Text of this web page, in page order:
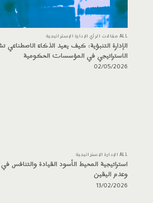
ALL مقالات الرأي الإدارة الإستراتيجية
الإدارة التنبؤية: كيف يعيد الذكاء الاصطناعي
الاستراتيجي في المؤسسات الحكومية
02/05/2026
ALL الإدارة الإستراتيجية
استراتيجية المحيط الأسود القيادة والتنافس
وعدم اليقين
13/02/2026